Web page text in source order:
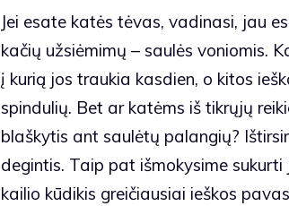
Jei esate katės tėvas, vadinasi, jau
kačių užsiėmimų – saulės voniomis.
į kurią jos traukia kasdien, o kitos
spindulių. Bet ar katėms iš tikrųjų
blaškytis ant saulėtų palangių?
degintis. Taip pat išmokysime
kailio kūdikis greičiausiai ieškos